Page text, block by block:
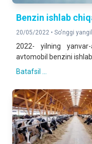
Benzin ishlab
20/05/2022 • So'nggi
2022- yilning
avtomobil benzini
Batafsil ...